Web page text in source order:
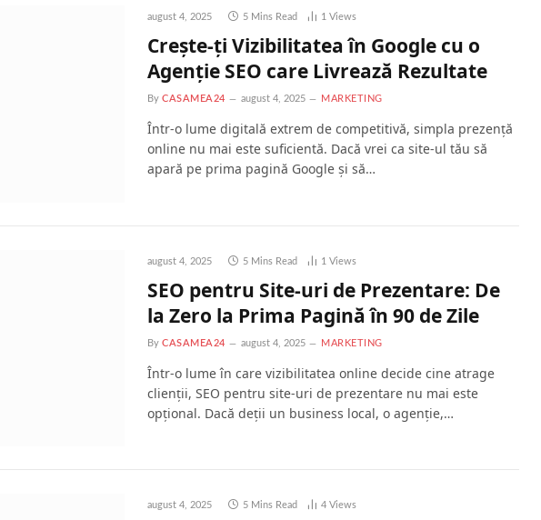
august 4, 2025 5 Mins Read 1 Views
Crește-ți Vizibilitatea în Google cu o
Agenție SEO care Livrează Rezultate
By CASAMEA24 august 4, 2025 MARKETING
Într-o lume digitală extrem de competitivă, simpla prezență
online nu mai este suficientă. Dacă vrei ca site-ul tău să
apară pe prima pagină Google și să…
august 4, 2025 5 Mins Read 1 Views
SEO pentru Site-uri de Prezentare: De
la Zero la Prima Pagină în 90 de Zile
By CASAMEA24 august 4, 2025 MARKETING
Într-o lume în care vizibilitatea online decide cine atrage
clienții, SEO pentru site-uri de prezentare nu mai este
opțional. Dacă deții un business local, o agenție,…
august 4, 2025 5 Mins Read 4 Views